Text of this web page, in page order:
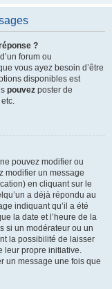
?
forum ou
vous ayez besoin d’être
disponibles est
pouvez poster de
pouvez modifier ou
modifier un message
en cliquant sur le
a déjà répondu au
indiquant qu’il a été
la date et l’heure de la
si un modérateur ou un
la possibilité de laisser
leur propre initiative.
un message une fois que